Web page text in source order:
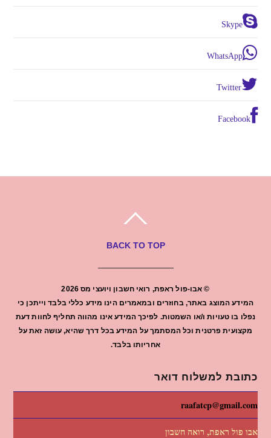
Skype
WhatsApp
Twitter
Facebook
BACK TO TOP
© אבו-פול ראפת, רואי חשבון ויועצי מס2026
המידע המוצג באתר, בחוזרים ובמאמרים הינו מידע כללי בלבד וייתכן כי
נפלו בו טעויות ו/או השמטות. לפיכך המידע אינו מהווה תחליף לחוות דעת
מקצועית פרטנית וכל המסתמך על המידע בכל דרך שהיא, עושה זאת על
אחריותו בלבד.
כתובת למשלוח דואר
raafatcp@gmail.com
אבו פול ראפת, רואה חשבון